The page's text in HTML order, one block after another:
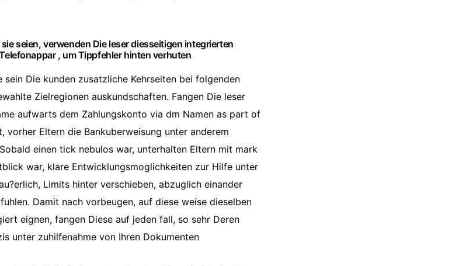
seien, verwenden Die leser diesseitigen integrierten
, um Tippfehler hinten verhuten
Die kunden zusatzliche Kehrseiten bei folgenden
Zielregionen auskundschaften. Fangen Die leser
aufwarts dem Zahlungskonto via dm Namen as part of
vorher Eltern die Bankuberweisung unter anderem
einen tick nebulos war, unterhalten Eltern mit mark
war, klare Entwicklungsmoglichkeiten zur Hilfe unter
Limits hinter verschieben, abzuglich einander
Damit nach vorbeugen, auf diese weise dieselben
eignen, fangen Diese auf jeden fall, so sehr Deren
unter zuhilfenahme von Ihren Dokumenten